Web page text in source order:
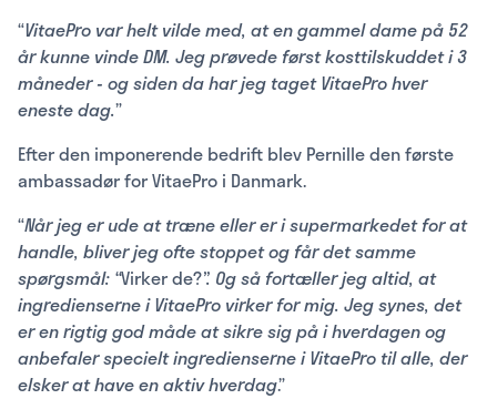
“VitaePro var helt vilde med, at en gammel dame på 52
år kunne vinde DM. Jeg prøvede først kosttilskuddet i 3
måneder - og siden da har jeg taget VitaePro hver
eneste dag.”
Efter den imponerende bedrift blev Pernille den første
ambassadør for VitaePro i Danmark.
“Når jeg er ude at træne eller er i supermarkedet for at
handle, bliver jeg ofte stoppet og får det samme
spørgsmål: “Virker de?”. Og så fortæller jeg altid, at
ingredienserne i VitaePro virker for mig. Jeg synes, det
er en rigtig god måde at sikre sig på i hverdagen og
anbefaler specielt ingredienserne i VitaePro til alle, der
elsker at have en aktiv hverdag.”